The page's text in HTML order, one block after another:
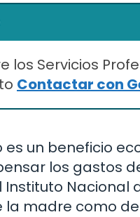
los Servicios
Contactar con
un beneficio
los gastos
Nacional
madre como